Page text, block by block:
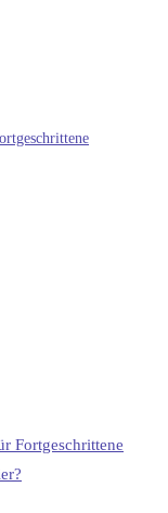
Fortgeschrittene